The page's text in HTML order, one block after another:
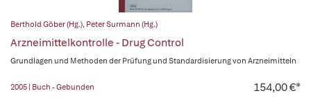
Berthold Göber (Hg.), Peter Surmann (Hg.)
Arzneimittelkontrolle - Drug Control
Grundlagen und Methoden der Prüfung und Standardisierung von Arzneimitteln
2005 | Buch - Gebunden 154,00 €*